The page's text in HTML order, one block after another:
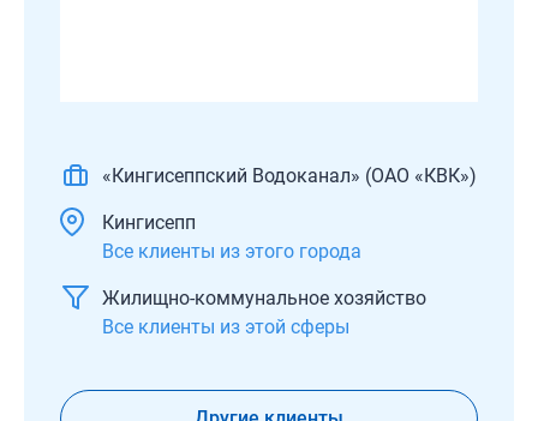
«Кингисеппский Водоканал» (ОАО «КВК»)
Кингисепп
Все клиенты из этого города
Жилищно-коммунальное хозяйство
Все клиенты из этой сферы